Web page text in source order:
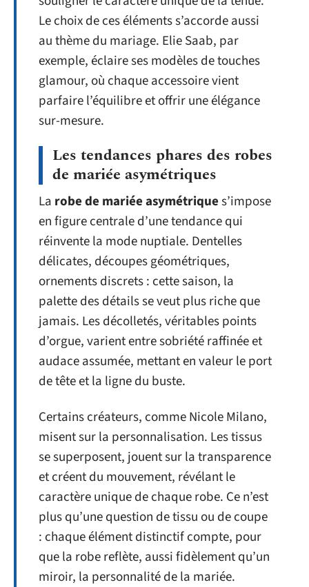
Le choix de ces éléments s’accorde aussi
au thème du mariage. Elie Saab, par
exemple, éclaire ses modèles de touches
glamour, où chaque accessoire vient
parfaire l’équilibre et offrir une élégance
sur-mesure.
Les tendances phares des robes
de mariée asymétriques
La robe de mariée asymétriques’impose
en figure centrale d’une tendance qui
réinvente la mode nuptiale. Dentelles
délicates, découpes géométriques,
ornements discrets : cette saison, la
palette des détails se veut plus riche que
jamais. Les décolletés, véritables points
d’orgue, varient entre sobriété raffinée et
audace assumée, mettant en valeur le port
de tête et la ligne du buste.
Certains créateurs, comme Nicole Milano,
misent sur la personnalisation. Les tissus
se superposent, jouent sur la transparence
et créent du mouvement, révélant le
caractère unique de chaque robe. Ce n’est
plus qu’une question de tissu ou de coupe
: chaque élément distinctif compte, pour
que la robe reflète, aussi fidèlement qu’un
miroir, la personnalité de la mariée.